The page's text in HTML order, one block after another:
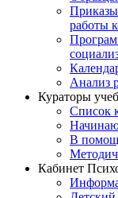
Приказы
работы
Анализ
Кураторы
Список
В
Кабинет